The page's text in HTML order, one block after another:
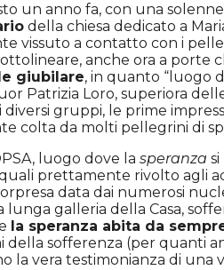
un anno fa, con una
della chiesa dedicato a
vissuto a contatto con i
anche ora a porte
giubilare, in quanto “luogo
Patrizia Loro, superiora
gruppi, le prime
colta da molti pellegrini di
luogo dove la speranza
prettamente rivolto agli
data dai numerosi
lunga galleria della Casa,
la speranza abita da
sofferenza (per quanti
la vera testimonianza di una